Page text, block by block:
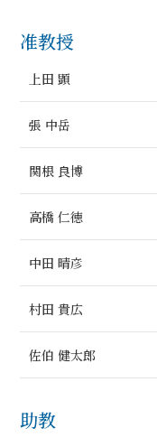
准教授
上田 顕
張 中岳
関根 良博
高橋 仁徳
中田 晴彦
村田 貴広
佐伯 健太郎
助教